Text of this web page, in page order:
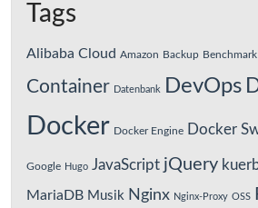
Tags
Alibaba Cloud Amazon Backup Benchmark
Container Datenbank DevOps
Docker Docker Engine Docker
Google Hugo JavaScript jQuery
MariaDB Musik Nginx Nginx-Proxy OSS